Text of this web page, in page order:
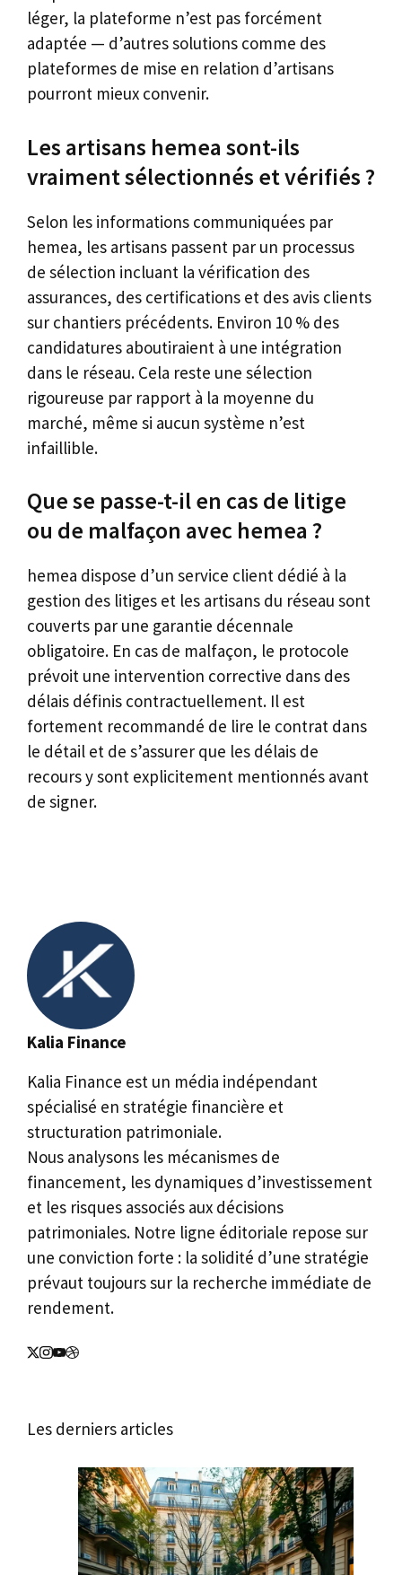
léger, la plateforme n’est pas forcément
adaptée — d’autres solutions comme des
plateformes de mise en relation d’artisans
pourront mieux convenir.
Les artisans hemea sont-ils
vraiment sélectionnés et vérifiés ?
Selon les informations communiquées par
hemea, les artisans passent par un processus
de sélection incluant la vérification des
assurances, des certifications et des avis clients
sur chantiers précédents. Environ 10 % des
candidatures aboutiraient à une intégration
dans le réseau. Cela reste une sélection
rigoureuse par rapport à la moyenne du
marché, même si aucun système n’est
infaillible.
Que se passe-t-il en cas de litige
ou de malfaçon avec hemea ?
hemea dispose d’un service client dédié à la
gestion des litiges et les artisans du réseau sont
couverts par une garantie décennale
obligatoire. En cas de malfaçon, le protocole
prévoit une intervention corrective dans des
délais définis contractuellement. Il est
fortement recommandé de lire le contrat dans
le détail et de s’assurer que les délais de
recours y sont explicitement mentionnés avant
de signer.
Kalia Finance
Kalia Finance est un média indépendant
spécialisé en stratégie financière et
structuration patrimoniale.
Nous analysons les mécanismes de
financement, les dynamiques d’investissement
et les risques associés aux décisions
patrimoniales. Notre ligne éditoriale repose sur
une conviction forte : la solidité d’une stratégie
prévaut toujours sur la recherche immédiate de
rendement.
Les derniers articles